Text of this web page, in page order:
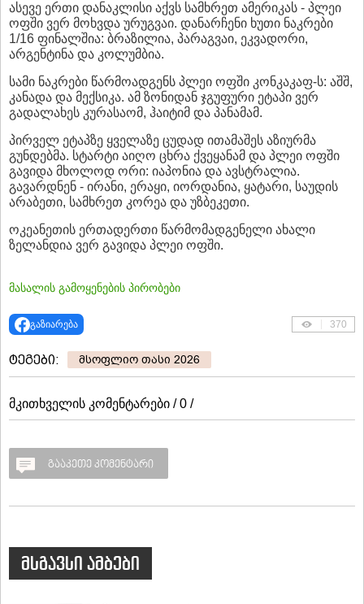
ასევე ერთი დანაკლისი აქვს სამხრეთ ამერიკას - პლეი
ოფში ვერ მოხვდა ურუგვაი. დანარჩენი ხუთი ნაკრები
1/16 ფინალშია: ბრაზილია, პარაგვაი, ეკვადორი,
არგენტინა და კოლუმბია.
სამი ნაკრები წარმოადგენს პლეი ოფში კონკაკაფ-ს: აშშ,
კანადა და მექსიკა. ამ ზონიდან ჯგუფური ეტაპი ვერ
გადალახეს კურასაომ, ჰაიტიმ და პანამამ.
პირველ ეტაპზე ყველაზე ცუდად ითამაშეს აზიურმა
გუნდებმა. სტარტი აიღო ცხრა ქვეყანამ და პლეი ოფში
გავიდა მხოლოდ ორი: იაპონია და ავსტრალია.
გავარდნენ - ირანი, ერაყი, იორდანია, ყატარი, საუდის
არაბეთი, სამხრეთ კორეა და უზბეკეთი.
ოკეანეთის ერთადერთი წარმომადგენელი ახალი
ზელანდია ვერ გავიდა პლეი ოფში.
მასალის გამოყენების პირობები
გაზიარება 370
ტეგები: მსოფლიო თასი 2026
მკითხველის კომენტარები / 0 /
გააკეთე კომენტარი
მსგავსი ამბები